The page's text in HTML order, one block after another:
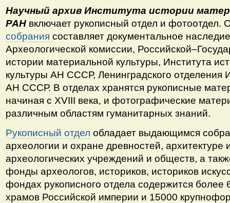
Научный архив Института истории
РАНвключает рукописный отдел и фотоотдел.
собрания составляет документальное
Археологической комиссии,
истории материальной культуры, Института
культуры АН СССР, Ленинградского отделения
АН СССР. В отделах хранятся рукописные
начиная с XVIII века, и фотографические
различным областям гуманитарных знаний.
Рукописный отдел обладает выдающимся
археологии и охране древностей, архитектуре
археологических учреждений и обществ, а
фонды археологов, историков, историков
фондах рукописного отдела содержится более
храмов Российской империи и 15000